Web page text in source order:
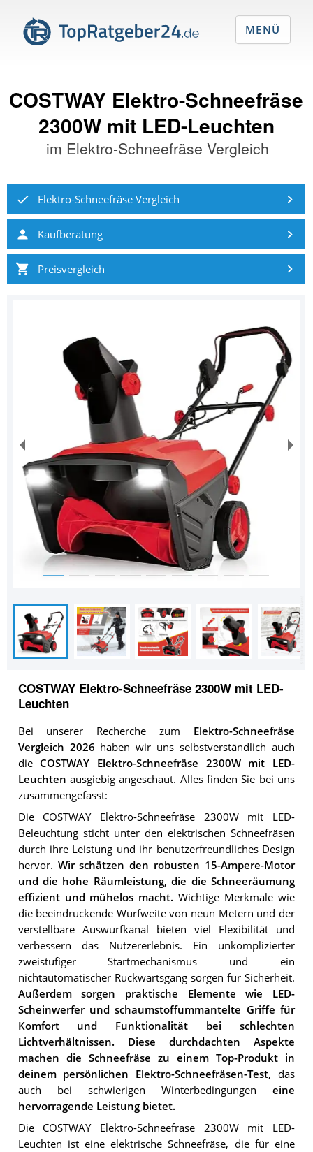
COSTWAY Elektro-Schneefräse
2300W mit LED-Leuchten
im Elektro-Schneefräse Vergleich
Elektro-Schneefräse Vergleich
Kaufberatung
Preisvergleich
COSTWAY Elektro-Schneefräse 2300W mit LED-
Leuchten
Bei unserer Recherche zum Elektro-Schneefräse
Vergleich 2026 haben wir uns selbstverständlich auch
die COSTWAY Elektro-Schneefräse 2300W mit LED-
Leuchten ausgiebig angeschaut. Alles finden Sie bei uns
zusammengefasst:
Die COSTWAY Elektro-Schneefräse 2300W mit LED-
Beleuchtung sticht unter den elektrischen Schneefräsen
durch ihre Leistung und ihr benutzerfreundliches Design
hervor. Wir schätzen den robusten 15-Ampere-Motor
und die hohe Räumleistung, die die Schneeräumung
effizient und mühelos macht. Wichtige Merkmale wie
die beeindruckende Wurfweite von neun Metern und der
verstellbare Auswurfkanal bieten viel Flexibilität und
verbessern das Nutzererlebnis. Ein unkomplizierter
zweistufiger Startmechanismus und ein
nichtautomatischer Rückwärtsgang sorgen für Sicherheit.
Außerdem sorgen praktische Elemente wie LED-
Scheinwerfer und schaumstoffummantelte Griffe für
Komfort und Funktionalität bei schlechten
Lichtverhältnissen.
Diese durchdachten Aspekte
machen die Schneefräse zu einem Top-Produkt in
deinem persönlichen Elektro-Schneefräsen-Test, das
auch bei schwierigen Winterbedingungen eine
hervorragende Leistung bietet.
Die COSTWAY Elektro-Schneefräse 2300W mit LED-
Leuchten ist eine elektrische Schneefräse, die für eine
MENÜ